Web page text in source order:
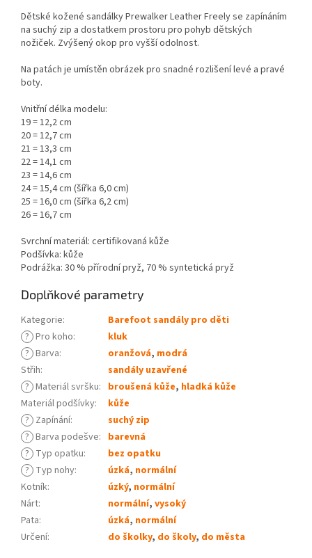
Dětské kožené sandálky Prewalker Leather Freely se zapínáním
na suchý zip a dostatkem prostoru pro pohyb dětských
nožiček. Zvýšený okop pro vyšší odolnost.
Na patách je umístěn obrázek pro snadné rozlišení levé a pravé
boty.
Vnitřní délka modelu:
19 = 12,2 cm
20 = 12,7 cm
21 = 13,3 cm
22 = 14,1 cm
23 = 14,6 cm
24 = 15,4 cm (šířka 6,0 cm)
25 = 16,0 cm (šířka 6,2 cm)
26 = 16,7 cm
Svrchní materiál: certifikovaná kůže
Podšívka: kůže
Podrážka: 30 % přírodní pryž, 70 % syntetická pryž
Doplňkové parametry
Kategorie:
Barefoot sandály pro děti
? Pro koho:
kluk
? Barva: oranžová, modrá
Střih:
sandály uzavřené
? Materiál svršku: broušená kůže, hladká kůže
Materiál podšívky:
kůže
? Zapínání:
suchý zip
? Barva podešve: barevná
? Typ opatku:
bez opatku
? Typ nohy: úzká, normální
Kotník: úzký, normální
Nárt: normální, vysoký
Pata: úzká, normální
Určení: do školky, do školy, do města